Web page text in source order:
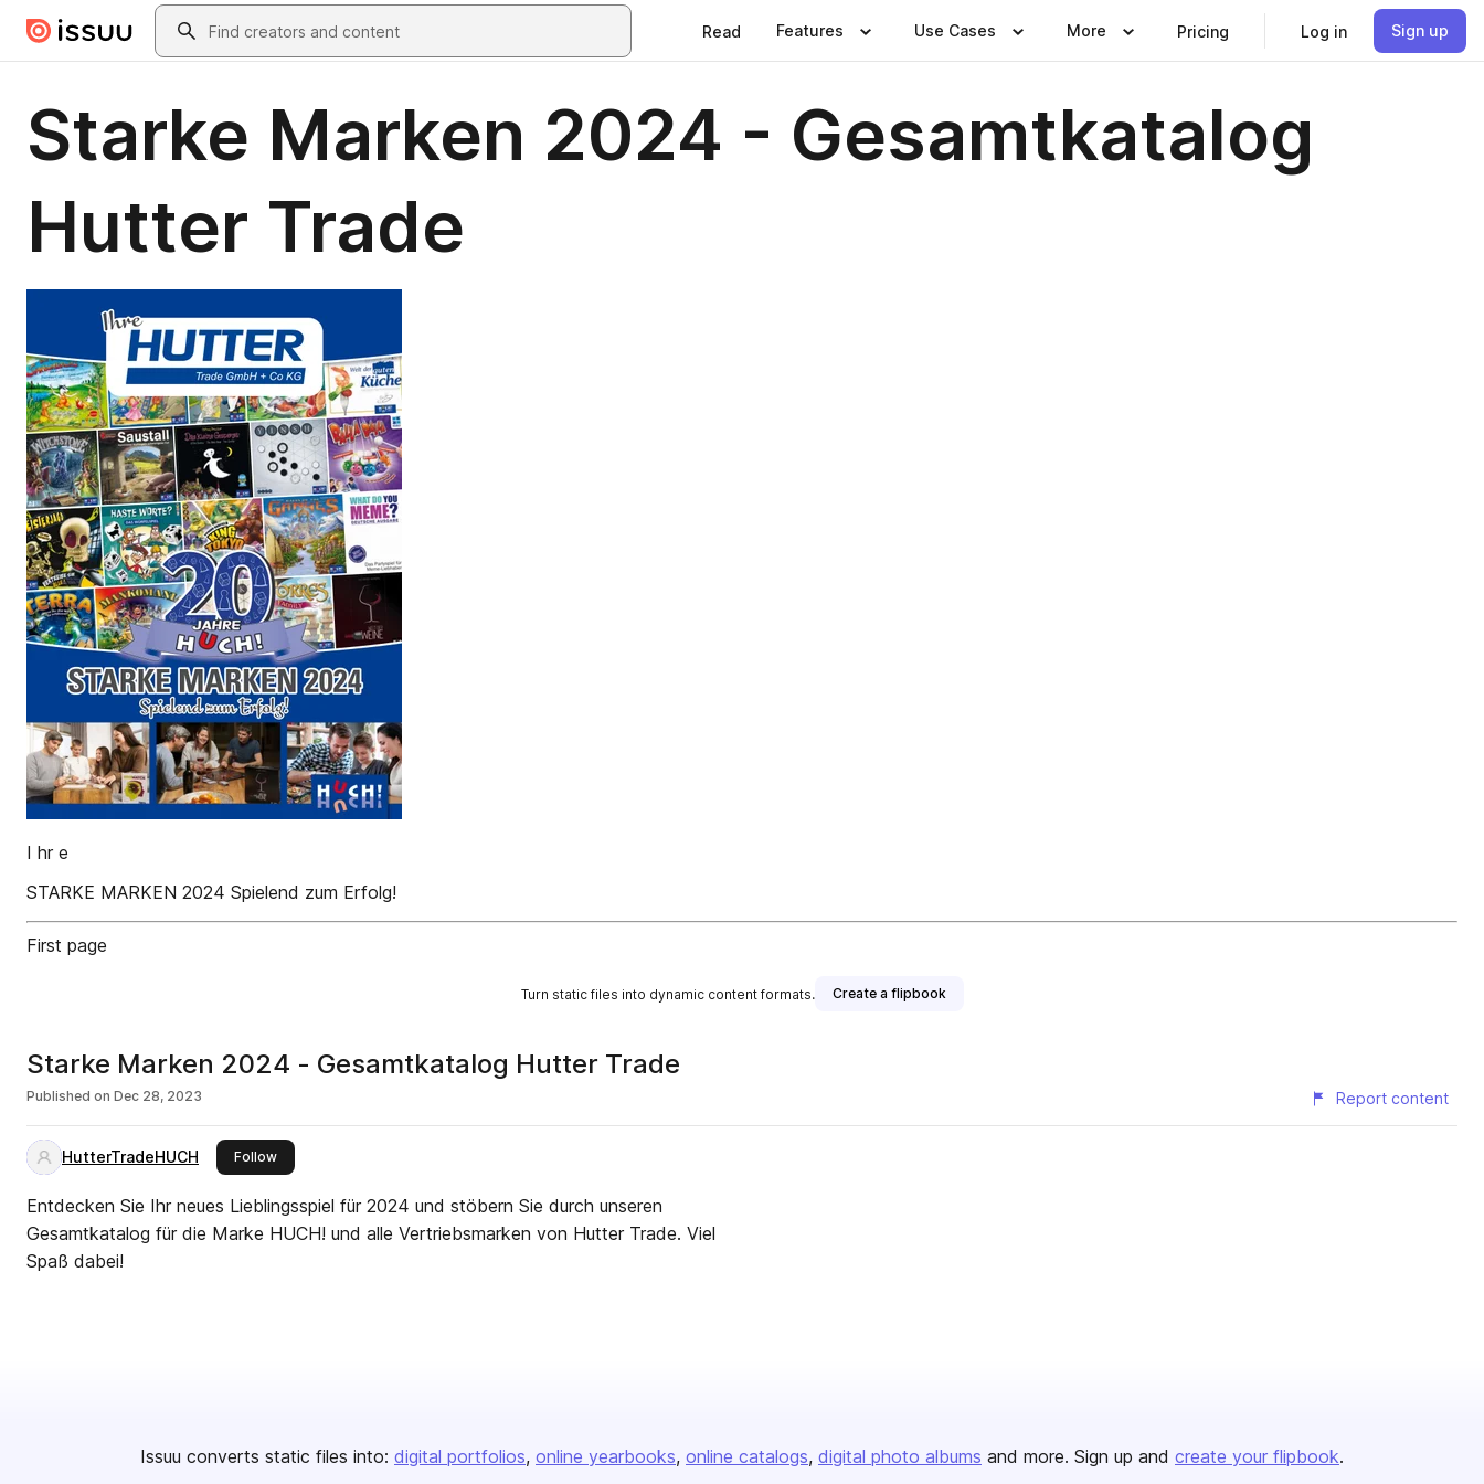
Skip to main contentSearch
Read Features Use Cases More Pricing Log in Sign up
Starke Marken 2024 - Gesamtkatalog
Hutter Trade
I hr e
STARKE MARKEN 2024 Spielend zum Erfolg!
First page
Turn static files into dynamic content formats. Create a flipbook
Starke Marken 2024 - Gesamtkatalog Hutter Trade
Published on Dec 28, 2023 Report content
HutterTradeHUCH Followthis publisher
Entdecken Sie Ihr neues Lieblingsspiel für 2024 und stöbern Sie durch unseren
Gesamtkatalog für die Marke HUCH! und alle Vertriebsmarken von Hutter Trade. Viel
Spaß dabei!
Issuu converts static files into: digital portfolios online yearbooks online catalogs digital photo albums and more. Sign up and create your flipbook.